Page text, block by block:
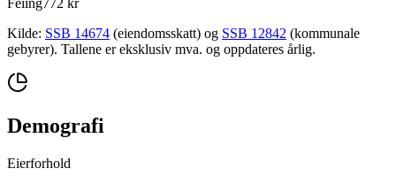
Feiing772 kr
Kilde: SSB 14674 (eiendomsskatt) og SSB 12842 (kommunale
gebyrer). Tallene er eksklusiv mva. og oppdateres årlig.
Demografi
Eierforhold